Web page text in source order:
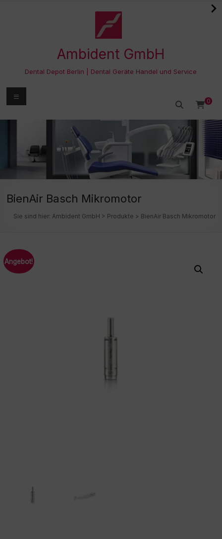
Ambident GmbH
Dental Depot Berlin | Dental Geräte Handel und Service
0
Menü
BienAir Basch Mikromotor
Sie sind hier: Ambident GmbH > Produkte > BienAir Basch Mikromotor
Angebot!